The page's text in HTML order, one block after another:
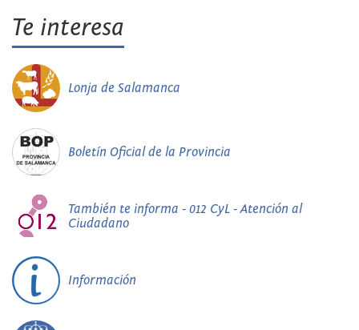
Te interesa
Lonja de Salamanca
Boletín Oficial de la Provincia
También te informa - 012 CyL - Atención al
Ciudadano
Información